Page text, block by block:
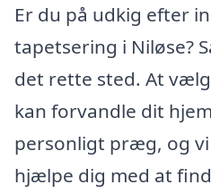
Er du på udkig efter
tapetsering i Niløse?
det rette sted. At
kan forvandle dit
personligt præg, og
hjælpe dig med at